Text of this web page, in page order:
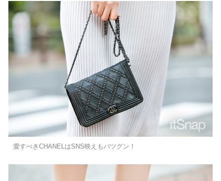
愛すべきCHANELはSNS映えもバツグン！